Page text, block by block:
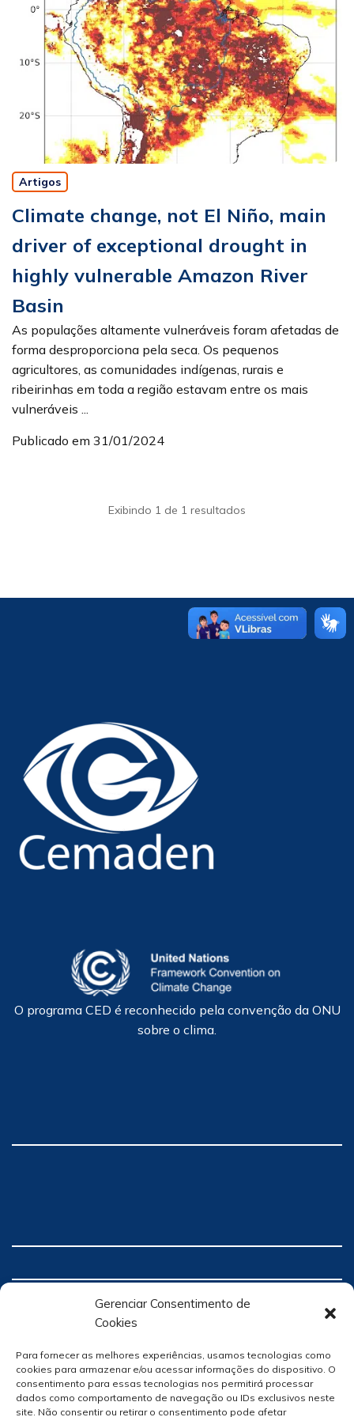
Gerenciar Consentimento de
Cookies
Para fornecer as melhores experiências, usamos tecnologias como
cookies para armazenar e/ou acessar informações do dispositivo. O
consentimento para essas tecnologias nos permitirá processar
dados como comportamento de navegação ou IDs exclusivos neste
site. Não consentir ou retirar o consentimento pode afetar
Artigos
Climate change, not El Niño, main
driver of exceptional drought in
highly vulnerable Amazon River
Basin
As populações altamente vulneráveis foram afetadas de
forma desproporciona pela seca. Os pequenos
agricultores, as comunidades indígenas, rurais e
ribeirinhas em toda a região estavam entre os mais
vulneráveis ...
Publicado em 31/01/2024
Exibindo 1 de 1 resultados
O programa CED é reconhecido pela convenção da ONU
sobre o clima.